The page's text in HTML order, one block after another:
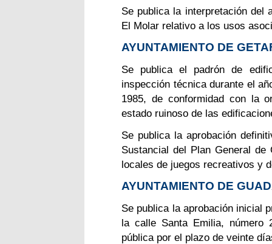
Se publica la interpretación del
El Molar relativo a los usos
AYUNTAMIENTO DE
Se publica el padrón de
inspección técnica durante el
1985, de conformidad con la
estado ruinoso de las
Se publica la aprobación
Sustancial del Plan General
locales de juegos recreativos y
AYUNTAMIENTO DE
Se publica la aprobación inicial
la calle Santa Emilia, número
pública por el plazo de veinte